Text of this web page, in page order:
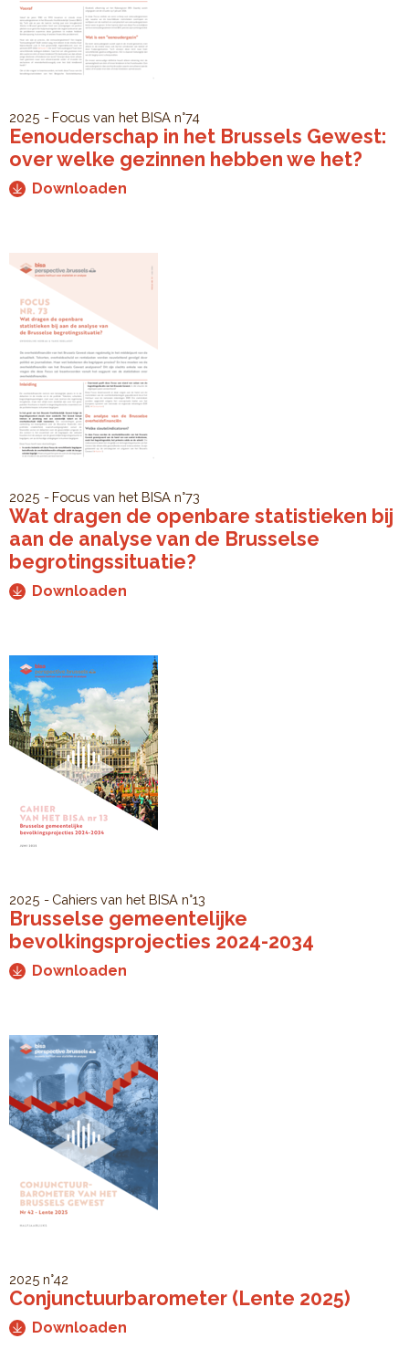
2025 Focus van het BISA n°74
Eenouderschap in het Brussels Gewest:
over welke gezinnen hebben we het?
Downloaden
2025 Focus van het BISA n°73
Wat dragen de openbare statistieken bij
aan de analyse van de Brusselse
begrotingssituatie?
Downloaden
2025 Cahiers van het BISA n°13
Brusselse gemeentelijke
bevolkingsprojecties 2024-2034
Downloaden
2025 n°42
Conjunctuurbarometer (Lente 2025)
Downloaden